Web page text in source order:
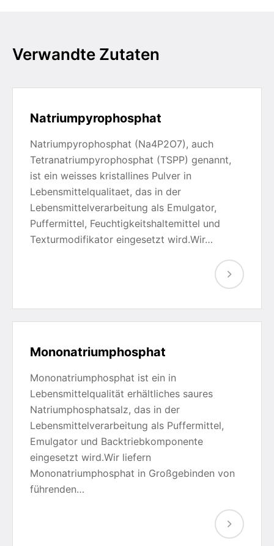
Verwandte Zutaten
Natriumpyrophosphat
Natriumpyrophosphat (Na4P2O7), auch
Tetranatriumpyrophosphat (TSPP) genannt,
ist ein weisses kristallines Pulver in
Lebensmittelqualitaet, das in der
Lebensmittelverarbeitung als Emulgator,
Puffermittel, Feuchtigkeitshaltemittel und
Texturmodifikator eingesetzt wird.Wir…
Mononatriumphosphat
Mononatriumphosphat ist ein in
Lebensmittelqualität erhältliches saures
Natriumphosphatsalz, das in der
Lebensmittelverarbeitung als Puffermittel,
Emulgator und Backtriebkomponente
eingesetzt wird.Wir liefern
Mononatriumphosphat in Großgebinden von
führenden…